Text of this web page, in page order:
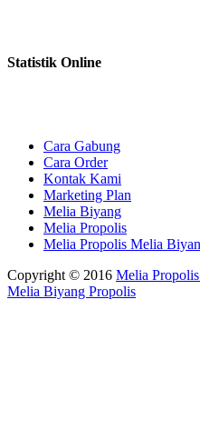
Statistik Online
Cara Gabung
Cara Order
Kontak Kami
Marketing Plan
Melia Biyang
Melia Propolis
Melia Propolis Melia
Copyright © 2016 Melia
Melia Biyang Propolis